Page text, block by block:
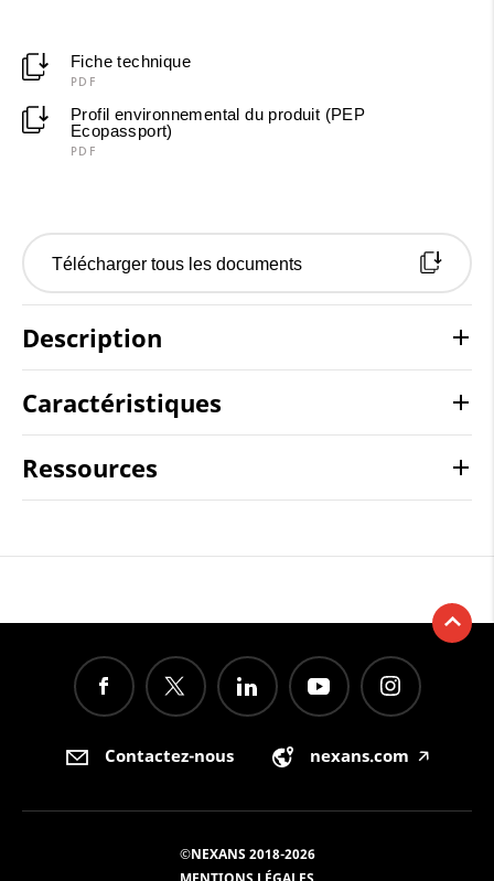
Fiche technique
PDF
Profil environnemental du produit (PEP
Ecopassport)
PDF
Télécharger tous les documents
Description
Caractéristiques
Ressources
Contactez-nous nexans.com 🡥
©NEXANS 2018-2026